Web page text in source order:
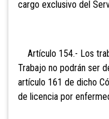
cargo exclusivo del
Artículo 154.- Los
Trabajo no podrán ser
artículo 161 de dicho
de licencia por